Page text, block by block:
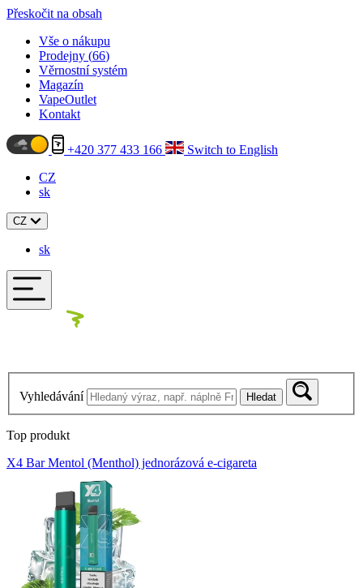
Přeskočit na obsah
Vše o nákupu
Prodejny (66)
Věrnostní systém
Magazín
VapeOutlet
Kontakt
+420 377 433 166
Switch to English
CZ
sk
CZ
sk
Vyhledávání Hledat
Top produkt
X4 Bar Mentol (Menthol) jednorázová e-cigareta